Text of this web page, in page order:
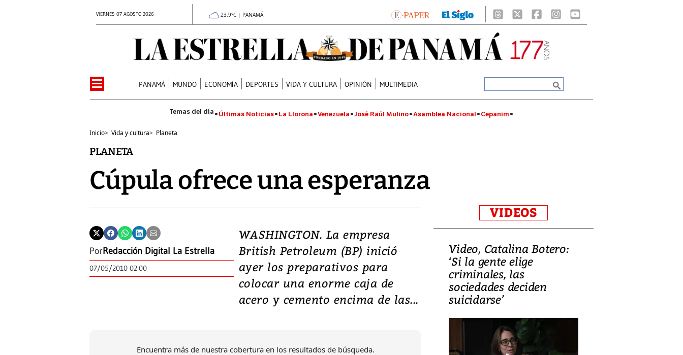
VIERNES 07 AGOSTO 2026 23.9°C | PANAMÁ
PANAMÁ MUNDO ECONOMÍA DEPORTES VIDA Y CULTURA OPINIÓN MULTIMEDIA
Últimas Noticias La Llorona Venezuela José Raúl Mulino Asamblea Nacional Cepanim
Inicio> Vida y cultura> Planeta
PLANETA
Cúpula ofrece una esperanza
PorRedacción Digital La Estrella
07/05/2010 02:00
WASHINGTON. La empresa
British Petroleum (BP) inició
ayer los preparativos para
colocar una enorme caja de
acero y cemento encima de las...
Encuentra más de nuestra cobertura en los resultados de búsqueda.
VIDEOS
Video, Japón: Terremoto
deja heridos y graves
daños en Kumamoto
Video, Catalina Botero:
‘Si la gente elige
criminales, las
sociedades deciden
suicidarse’